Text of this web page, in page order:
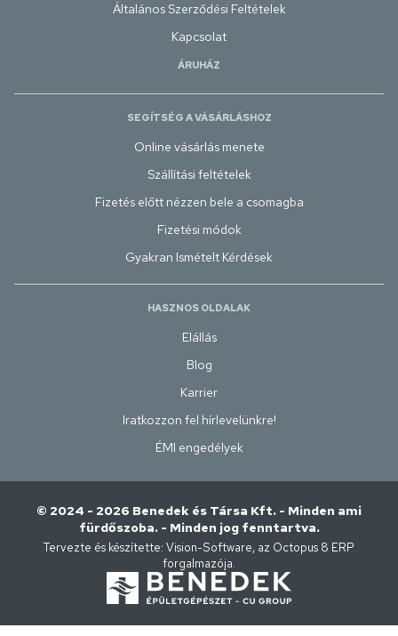
Általános Szerződési Feltételek
Kapcsolat
ÁRUHÁZ
SEGÍTSÉG A VÁSÁRLÁSHOZ
Online vásárlás menete
Szállítási feltételek
Fizetés előtt nézzen bele a csomagba
Fizetési módok
Gyakran Ismételt Kérdések
HASZNOS OLDALAK
Elállás
Blog
Karrier
Iratkozzon fel hírlevelünkre!
ÉMI engedélyek
© 2024 - 2026 Benedek és Társa Kft. - Minden ami
fürdőszoba. - Minden jog fenntartva.
Tervezte és készítette: Vision-Software, az Octopus 8 ERP
forgalmazója.